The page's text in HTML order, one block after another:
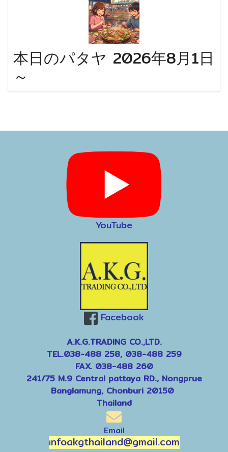
本日のパタヤ 2026年8月1日
～
YouTube
Facebook
A.K.G.TRADING CO.,LTD.
TEL.038-488 258, 038-488 259
FAX. 038-488 260
241/75 M.9 Central pattaya RD., Nongprue
Banglamung, Chonburi 20150
Thailand
Email
infoakgthailand@gmail.com